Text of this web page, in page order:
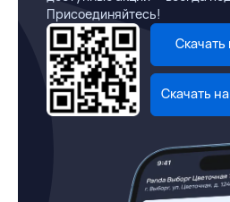
Присоединяйтесь!
Скачать
Скачать